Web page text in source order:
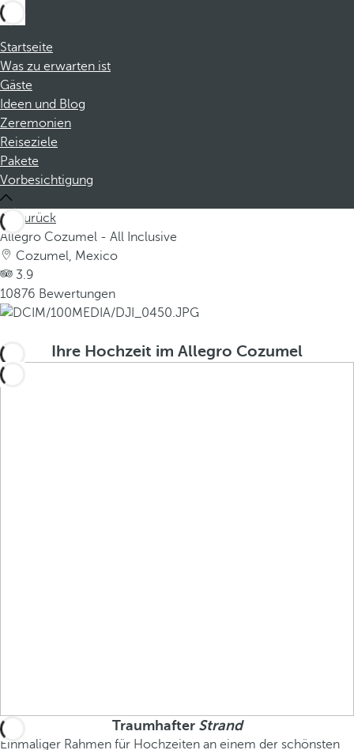
Startseite
Was zu erwarten ist
Gäste
Ideen und Blog
Zeremonien
Reiseziele
Pakete
Vorbesichtigung
Zurück
Allegro Cozumel - All Inclusive
Cozumel, Mexico
3.9
10876 Bewertungen
Ihre Hochzeit im Allegro Cozumel
Traumhafter Strand
Einmaliger Rahmen für Hochzeiten an einem der schönsten